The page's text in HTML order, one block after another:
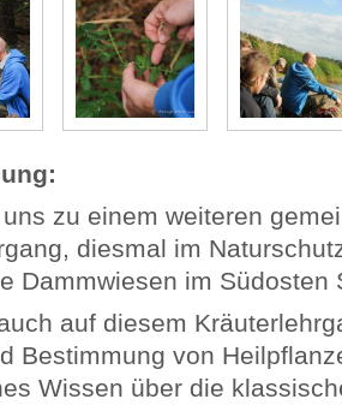
zu einem weiteren
diesmal im
Dammwiesen im Südosten
auf diesem
Bestimmung von
Wissen über die